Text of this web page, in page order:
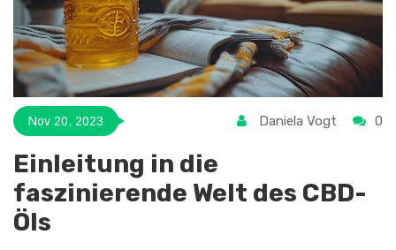
Nov 20, 2023 Daniela Vogt 0
Einleitung in die
faszinierende Welt des CBD-
Öls